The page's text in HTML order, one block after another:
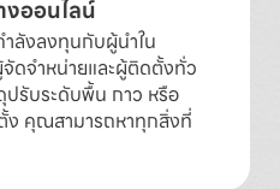
งออนไลน์
ลังลงทุนกับผู้นำใน
ดจำหน่ายและผู้ติดตั้งทั่ว
ปรับระดับพื้น กาว หรือ
คุณสามารถหาทุกสิ่งที่